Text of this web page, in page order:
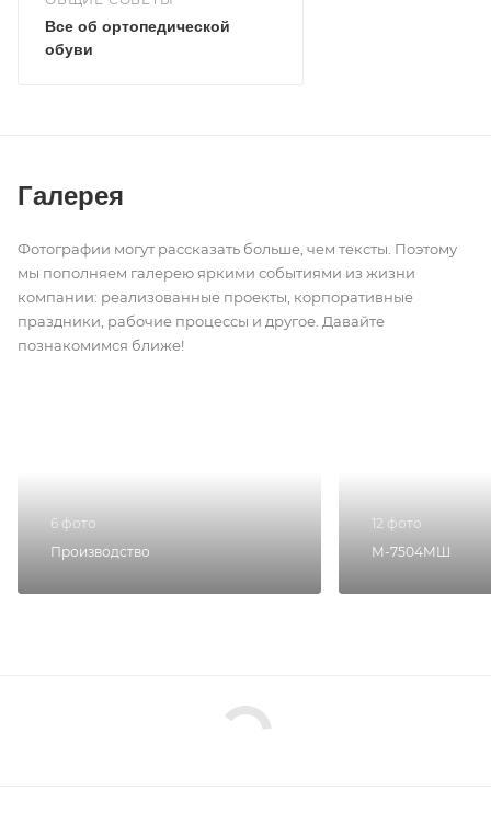
Все об ортопедической
обуви
Галерея
Фотографии могут рассказать больше, чем тексты. Поэтому
мы пополняем галерею яркими событиями из жизни
компании: реализованные проекты, корпоративные
праздники, рабочие процессы и другое. Давайте
познакомимся ближе!
6 фото
Производство
12 фото
М-7504МШ